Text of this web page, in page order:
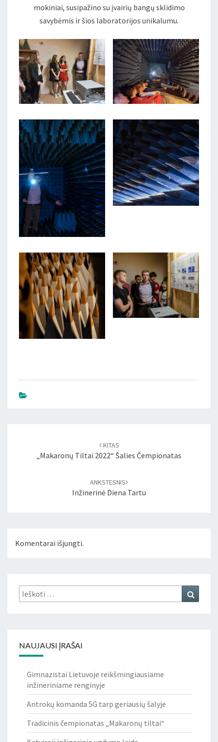
mokiniai, susipažino su įvairių bangų sklidimo
savybėmis ir šios laboratorijos unikalumu.
KITAS
„Makaronų Tiltai 2022“ Šalies Čempionatas
ANKSTESNIS
Inžinerinė Diena Tartu
Komentarai išjungti.
Ieškoti:
NAUJAUSI ĮRAŠAI
Gimnazistai Lietuvoje reikšmingiausiame
inžineriniame renginyje
Antrokų komanda 5G tarp geriausių šalyje
Tradicinis čempionatas „Makaronų tiltai“